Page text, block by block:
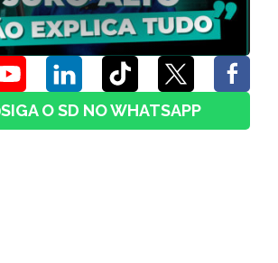
SIGA O SD NO WHATSAPP